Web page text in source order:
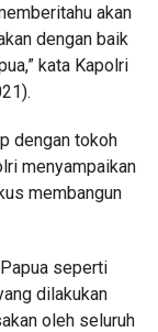
akan
dengan baik
kata Kapolri
dengan tokoh
menyampaikan
membangun
seperti
dilakukan
oleh seluruh